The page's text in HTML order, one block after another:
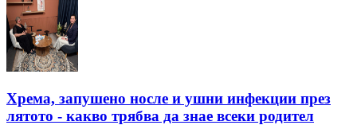
Хрема, запушено носле и ушни инфекции през
лятотo - какво трябва да знае всеки родител